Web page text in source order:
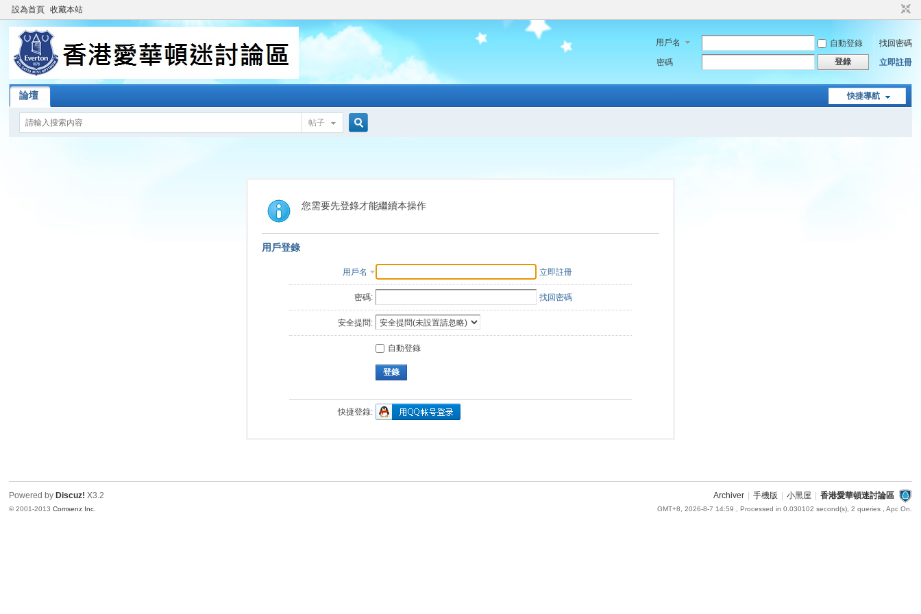
設為首頁 收藏本站
用戶名 自動登錄
找回密碼
密碼
登錄 立即註冊
快捷導航
論壇
帖子
索
您需要先登錄才能繼續本操作
用戶登錄
用戶名 立即註冊
密碼: 找回密碼
安全提問:
自動登錄
登錄
快捷登錄:
Archiver 手機版 小黑屋 香港愛華頓迷討論區
GMT+8, 2026-8-7 14:59 , Processed in 0.030102 second(s), 2 queries , Apc On.
Powered by Discuz! X3.2
© 2001-2013Comsenz Inc.